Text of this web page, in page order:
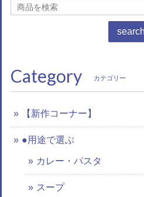
search
Category カテゴリー
【新作コーナー】
●用途で選ぶ
カレー・パスタ
スープ